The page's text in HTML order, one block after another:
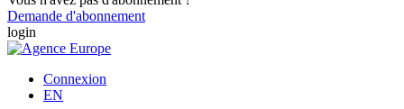
Demande d'abonnement
login
Connexion
EN